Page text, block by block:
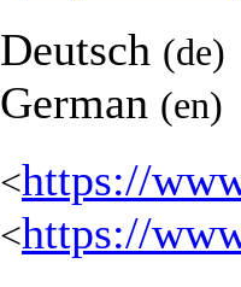
Deutsch (de)
German (en)
<https://
<https://